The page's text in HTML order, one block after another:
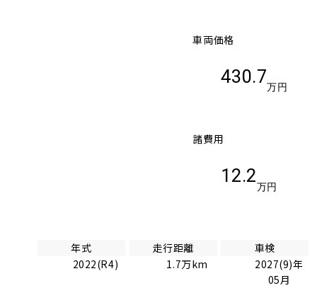
車両価格
430.7
万円
諸費用
12.2
万円
年式
2022(R4)
走行距離
1.7万km
車検
2027(9)年
05月